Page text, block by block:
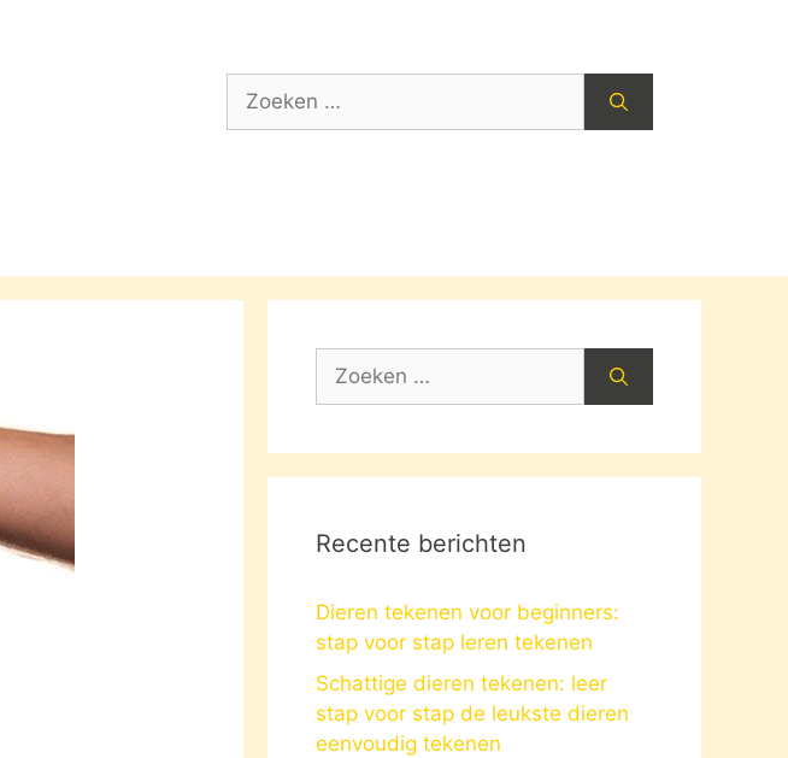
Zoek
Zoek
Recente berichten
Dieren tekenen voor beginners:
stap voor stap leren tekenen
Schattige dieren tekenen: leer
stap voor stap de leukste dieren
eenvoudig tekenen